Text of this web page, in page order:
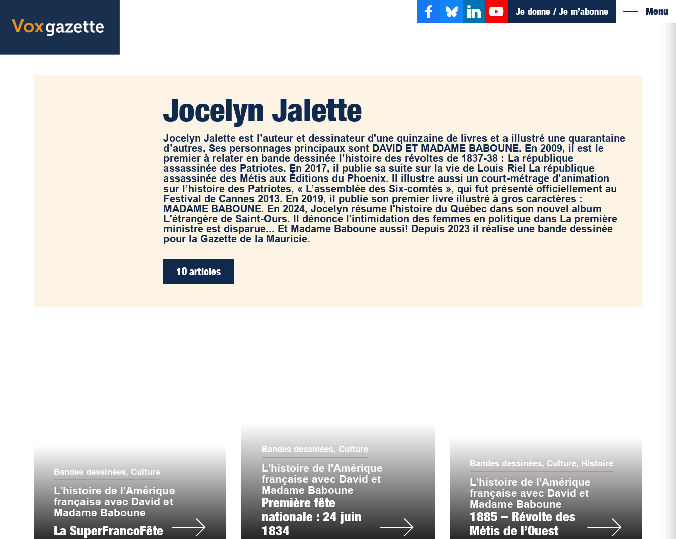
Je donne / Je m’abonne Menu
Jocelyn Jalette
Jocelyn Jalette est l’auteur et dessinateur d'une quinzaine de livres et a illustré une quarantaine
d’autres. Ses personnages principaux sont DAVID ET MADAME BABOUNE. En 2009, il est le
premier à relater en bande dessinée l’histoire des révoltes de 1837-38 : La république
assassinée des Patriotes. En 2017, il publie sa suite sur la vie de Louis Riel La république
assassinée des Métis aux Éditions du Phoenix. Il illustre aussi un court-métrage d’animation
sur l’histoire des Patriotes, « L’assemblée des Six-comtés », qui fut présenté officiellement au
Festival de Cannes 2013. En 2019, il publie son premier livre illustré à gros caractères :
MADAME BABOUNE. En 2024, Jocelyn résume l'histoire du Québec dans son nouvel album
L'étrangère de Saint-Ours. Il dénonce l'intimidation des femmes en politique dans La première
ministre est disparue... Et Madame Baboune aussi! Depuis 2023 il réalise une bande dessinée
pour la Gazette de la Mauricie.
10 articles
Bandes dessinées, Culture
L'histoire de l'Amérique
française avec David et
Madame Baboune
La SuperFrancoFête
Bandes dessinées, Culture
L'histoire de l'Amérique
française avec David et
Madame Baboune
Première fête
nationale : 24 juin
1834
Bandes dessinées, Culture, Histoire
L'histoire de l'Amérique
française avec David et
Madame Baboune
1885 – Révolte des
Métis de l’Ouest